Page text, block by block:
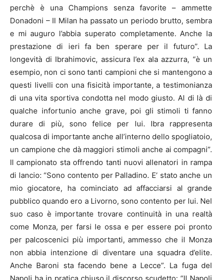
perchè è una Champions senza favorite – ammette
Donadoni – Il Milan ha passato un periodo brutto, sembra
e mi auguro l’abbia superato completamente. Anche la
prestazione di ieri fa ben sperare per il futuro”. La
longevità di Ibrahimovic, assicura l’ex ala azzurra, “è un
esempio, non ci sono tanti campioni che si mantengono a
questi livelli con una fisicità importante, a testimonianza
di una vita sportiva condotta nel modo giusto. Al di là di
qualche infortunio anche grave, poi gli stimoli ti fanno
durare di più, sono felice per lui. Ibra rappresenta
qualcosa di importante anche all’interno dello spogliatoio,
un campione che dà maggiori stimoli anche ai compagni”.
Il campionato sta offrendo tanti nuovi allenatori in rampa
di lancio: “Sono contento per Palladino. E’ stato anche un
mio giocatore, ha cominciato ad affacciarsi al grande
pubblico quando ero a Livorno, sono contento per lui. Nel
suo caso è importante trovare continuità in una realtà
come Monza, per farsi le ossa e per essere poi pronto
per palcoscenici più importanti, ammesso che il Monza
non abbia intenzione di diventare una squadra d’elite.
Anche Baroni sta facendo bene a Lecce”. La fuga del